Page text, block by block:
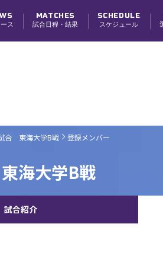
ス
MATCHES
試合日程・結果
SCHEDULE
スケジュール
合 東海大学B戦 登録メンバー
海大学B戦
試合紹介